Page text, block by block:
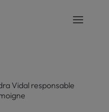
Vidal responsable